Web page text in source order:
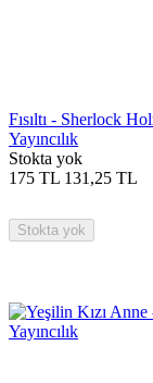
Fısıltı - Sherlock
Yayıncılık
Stokta yok
175 TL 131,25 TL
Stokta yok